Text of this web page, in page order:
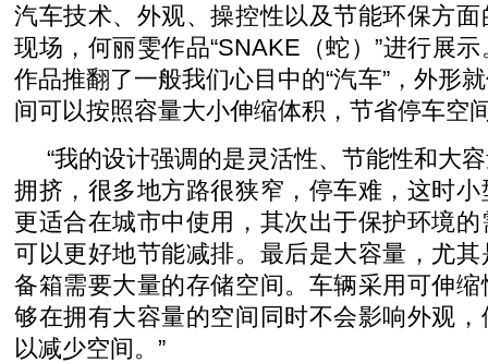
汽车技术、外观、操控性以及节能环保方
现场，何丽雯作品“SNAKE（蛇）”进行展
作品推翻了一般我们心目中的“汽车”，外形
间可以按照容量大小伸缩体积，节省停车空
“我的设计强调的是灵活性、节能性和大
拥挤，很多地方路很狭窄，停车难，这时
更适合在城市中使用，其次出于保护环境
可以更好地节能减排。最后是大容量，尤
备箱需要大量的存储空间。车辆采用可伸
够在拥有大容量的空间同时不会影响外观
以减少空间。”